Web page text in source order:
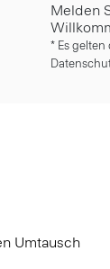
Melden
* Es gelten
Umtausch